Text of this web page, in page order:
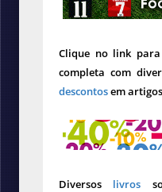
Clique no link
completa com
descontosem
Diversos livros